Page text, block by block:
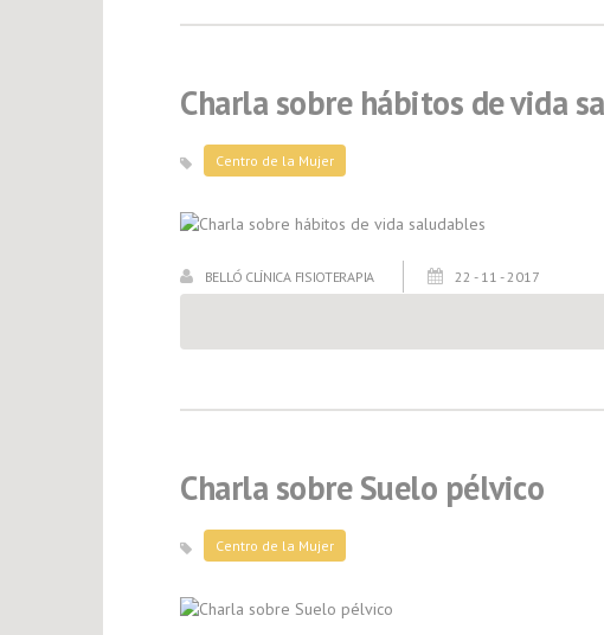
Charla sobre hábitos de vida
Centro de la Mujer
BELLÓ CLÍNICA FISIOTERAPIA 22 - 11 - 2017
Charla sobre Suelo pélvico
Centro de la Mujer